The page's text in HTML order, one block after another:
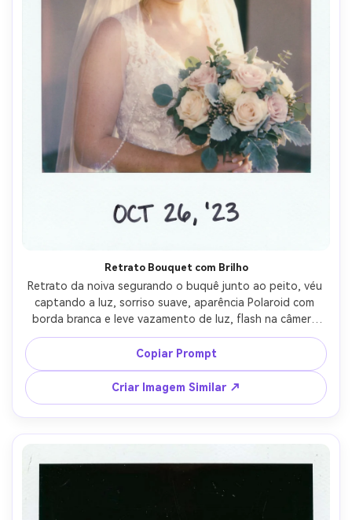
Retrato Bouquet com Brilho
Retrato da noiva segurando o buquê junto ao peito, véu
captando a luz, sorriso suave, aparência Polaroid com
borda branca e leve vazamento de luz, flash na câmera
com sombras delicadas, grão suave e tons pastéis,
captado com lente 50mm, enquadramento de meio corpo,
clima romântico e atemporal, data manuscrita na parte
inferior --ar 4:5
Copiar Prompt
Criar Imagem Similar ↗